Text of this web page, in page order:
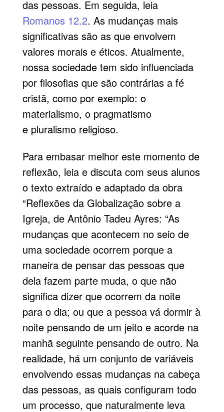
das pessoas. Em seguida, leia
Romanos 12.2. As mudanças mais
significativas são as que envolvem
valores morais e éticos. Atualmente,
nossa sociedade tem sido influenciada
por filosofias que são contrárias a fé
cristã, como por exemplo: o
materialismo, o pragmatismo
e pluralismo religioso.
Para embasar melhor este momento de
reflexão, leia e discuta com seus alunos
o texto extraído e adaptado da obra
“Reflexões da Globalização sobre a
Igreja, de Antônio Tadeu Ayres: “As
mudanças que acontecem no seio de
uma sociedade ocorrem porque a
maneira de pensar das pessoas que
dela fazem parte muda, o que não
significa dizer que ocorrem da noite
para o dia; ou que a pessoa vá dormir à
noite pensando de um jeito e acorde na
manhã seguinte pensando de outro. Na
realidade, há um conjunto de variáveis
envolvendo essas mudanças na cabeça
das pessoas, as quais configuram todo
um processo, que naturalmente leva